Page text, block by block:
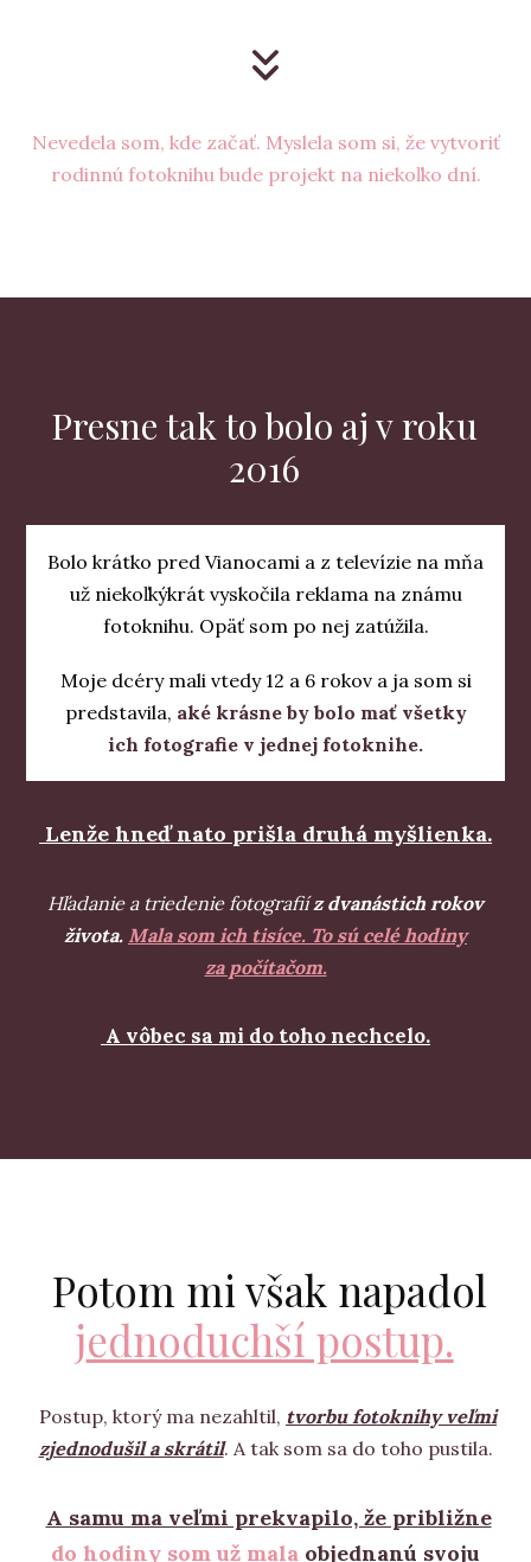
Nevedela som, kde začať. Myslela som si, že vytvoriť
rodinnú fotoknihu bude projekt na niekoľko dní.
Presne tak to bolo aj v roku
2016
Bolo krátko pred Vianocami a z televízie na mňa
už niekoľkýkrát vyskočila reklama na známu
fotoknihu. Opäť som po nej zatúžila.
Moje dcéry mali vtedy 12 a 6 rokov a ja som si
predstavila, aké krásne by bolo mať všetky
ich fotografie v jednej fotoknihe.
Lenže hneď nato prišla druhá myšlienka.
Hľadanie a triedenie fotografiíz dvanástich rokov
života. Mala som ich tisíce. To sú celé hodiny
za počítačom.
A vôbec sa mi do toho nechcelo.
Potom mi však napadol
jednoduchší postup.
Postup, ktorý ma nezahltil, tvorbu fotoknihy veľmi
zjednodušil a skrátil. A tak som sa do toho pustila.
A samu ma veľmi prekvapilo, že približne
do hodiny som už mala objednanú svoju